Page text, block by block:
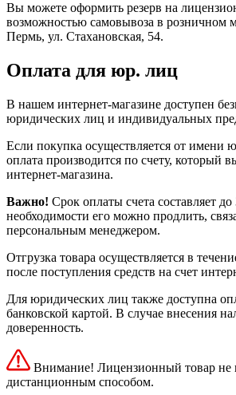
Вы можете оформить резерв на
возможностью самовывоза в розничном
Пермь, ул. Стахановская, 54.
Оплата для юр. лиц
В нашем интернет-магазине доступен
юридических лиц и индивидуальных
Если покупка осуществляется от имени
оплата производится по счету, который
интернет-магазина.
Важно! Срок оплаты счета составляет
необходимости его можно продлить,
персональным менеджером.
Отгрузка товара осуществляется в
после поступления средств на счет
Для юридических лиц также доступна
банковской картой. В случае внесения
доверенность.
Внимание! Лицензионный товар не
дистанционным способом.